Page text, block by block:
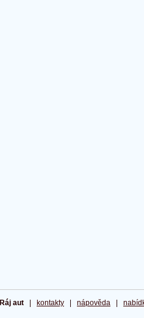
Ráj aut kontakty nápověda